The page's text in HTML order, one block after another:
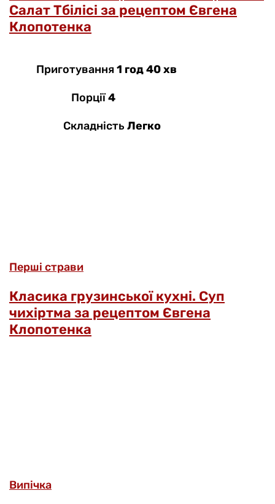
Салат Тбілісі за рецептом Євгена
Клопотенка
Приготування1 год 40 хв
Порції4
Складність Легко
Перші страви
Класика грузинської кухні. Суп
чихіртма за рецептом Євгена
Клопотенка
Випічка